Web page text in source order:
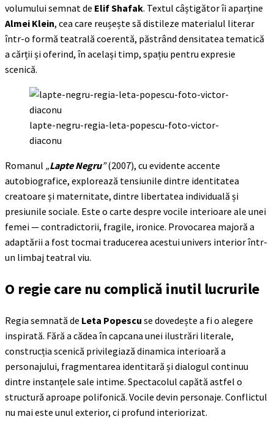
volumului semnat de Elif Shafak. Textul câștigător îi aparține
Almei Klein, cea care reușește să distileze materialul literar
într-o formă teatrală coerentă, păstrând densitatea tematică
a cărții și oferind, în același timp, spațiu pentru expresie
scenică.
lapte-negru-regia-leta-popescu-foto-victor-
diaconu
Romanul „Lapte Negru”(2007), cu evidente accente
autobiografice, explorează tensiunile dintre identitatea
creatoare și maternitate, dintre libertatea individuală și
presiunile sociale. Este o carte despre vocile interioare ale unei
femei — contradictorii, fragile, ironice. Provocarea majoră a
adaptării a fost tocmai traducerea acestui univers interior într-
un limbaj teatral viu.
O regie care nu complică inutil lucrurile
Regia semnată de Leta Popescu se dovedește a fi o alegere
inspirată. Fără a cădea în capcana unei ilustrări literale,
construcția scenică privilegiază dinamica interioară a
personajului, fragmentarea identitară și dialogul continuu
dintre instanțele sale intime. Spectacolul capătă astfel o
structură aproape polifonică. Vocile devin personaje. Conflictul
nu mai este unul exterior, ci profund interiorizat.